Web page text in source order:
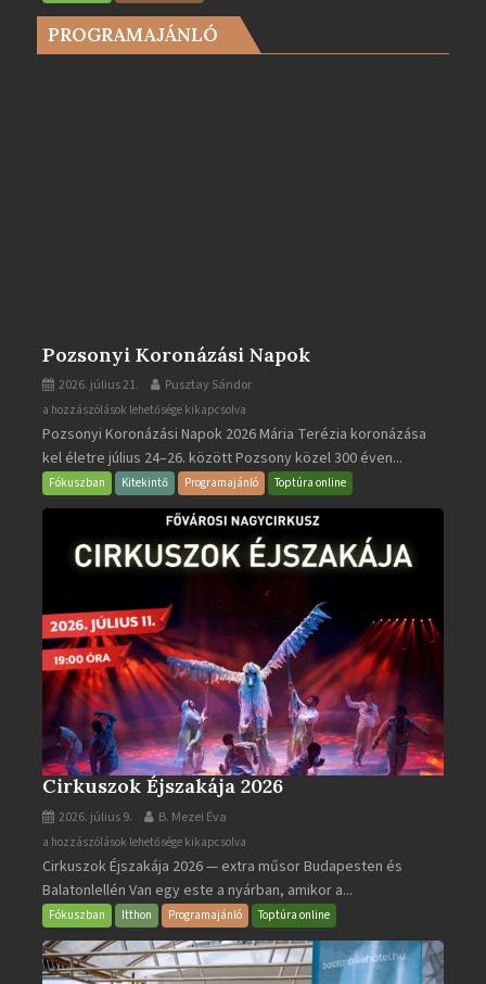
2025-
PROGRAMAJÁNLÓ
Pozsonyi Koronázási Napok
2026. július 21. Pusztay Sándor
Pozsonyi
Koronázási
Napok
bejegyzéshez
a hozzászólások lehetősége kikapcsolva
Pozsonyi Koronázási Napok 2026 Mária Terézia koronázása
kel életre július 24–26. között Pozsony közel 300 éven...
Fókuszban Kitekintő Programajánló Toptúra online
Cirkuszok Éjszakája 2026
2026. július 9. B. Mezei Éva
Cirkuszok
Éjszakája
2026
bejegyzéshez
a hozzászólások lehetősége kikapcsolva
Cirkuszok Éjszakája 2026 — extra műsor Budapesten és
Balatonlellén Van egy este a nyárban, amikor a...
Fókuszban Itthon Programajánló Toptúra online